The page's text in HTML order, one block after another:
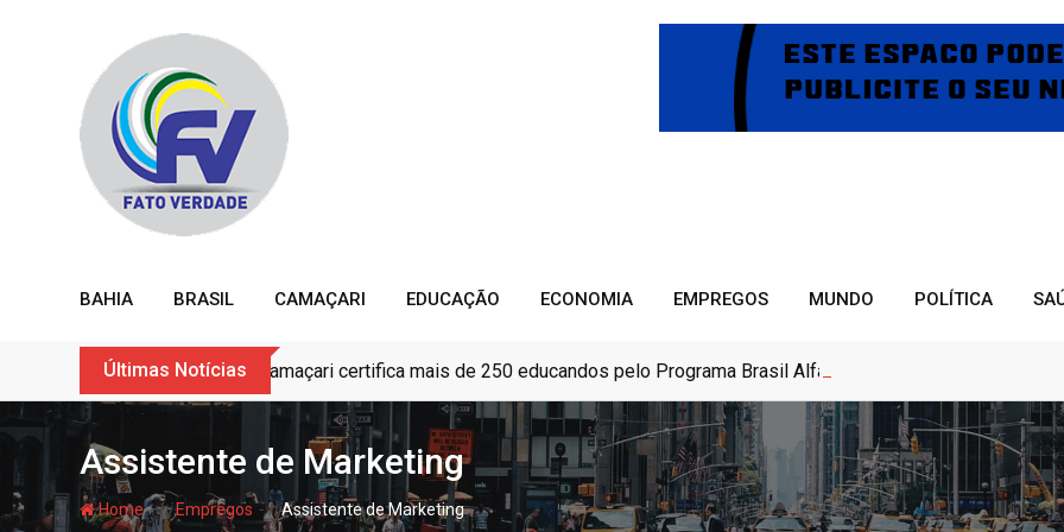
BAHIA BRASIL CAMAÇARI EDUCAÇÃO ECONOMIA EMPREGOS MUNDO POLÍTICA
Últimas Notícias Camaçari certifica mais de 250 educandos pelo Programa Brasil Alfabetizado
Assistente de Marketing
Home- hjEmpregos- hjAssistente de Marketing